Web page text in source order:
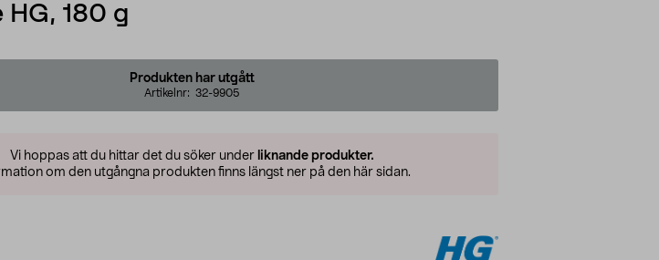
180 g
Produkten har utgått
Artikelnr: 32-9905
Vi hoppas att du hittar det du söker under liknande produkter.
om den utgångna produkten finns längst ner på den här sidan.